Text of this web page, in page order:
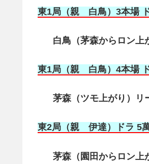
東1局（親 白鳥）3本場
白鳥（茅森からロン
東1局（親 白鳥）4本場
茅森（ツモ上がり）
東2局（親 伊達）ドラ 5
茅森（園田からロン